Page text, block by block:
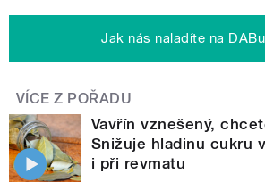
Jak nás naladíte na DABu
VÍCE Z POŘADU
Vavřín vznešený,
Snižuje hladinu cukru
i při revmatu